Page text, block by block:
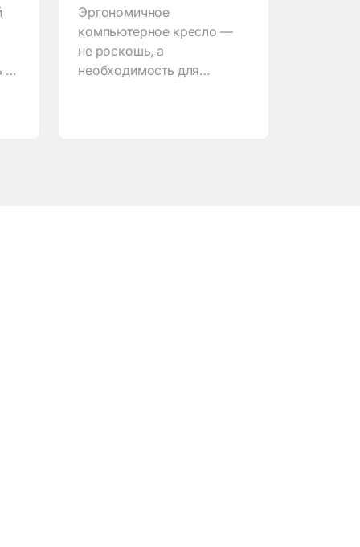
и
Эргономичное
компьютерное кресло —
не роскошь, а
необходимость для